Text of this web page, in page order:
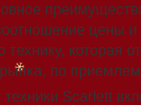
цены и
которая
по
Scarlett